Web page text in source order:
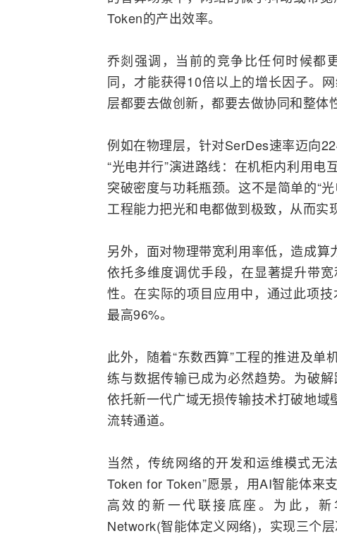
Token的产出效率。
乔剡强调，当前的竞争比任何时候都
同，才能获得10倍以上的增长因子。
层都要去做创新，都要去做协同和整体
例如在物理层，针对SerDes速率迈向
“光电并行”演进路线：在机柜内利用
突破密度与功耗瓶颈。这不是简单的“
工程能力把光和电都做到极致，从而实
另外，面对物理带宽利用率低，造成
依托多维度调优手段，在显著提升带
性。在实际的项目应用中，通过此项
最高96%。
此外，随着“东数西算”工程的推进及单
练与数据传输已成为必然趋势。为破
依托新一代广域无损传输技术打破地
流转通道。
当然，传统网络的开发和运维模式无
Token for Token”愿景，用AI智能体来
高效的新一代联接底座。为此，
Network(智能体定义网络)，实现三个层